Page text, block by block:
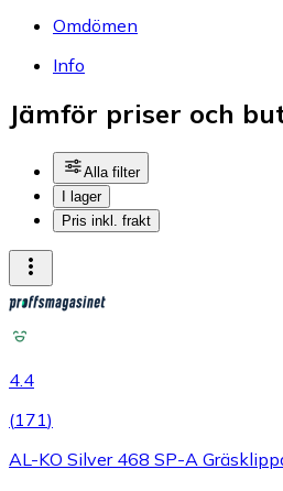
Omdömen
Info
Jämför priser och
Alla filter
I lager
Pris inkl. frakt
4.4
(171)
AL-KO Silver 468 SP-A